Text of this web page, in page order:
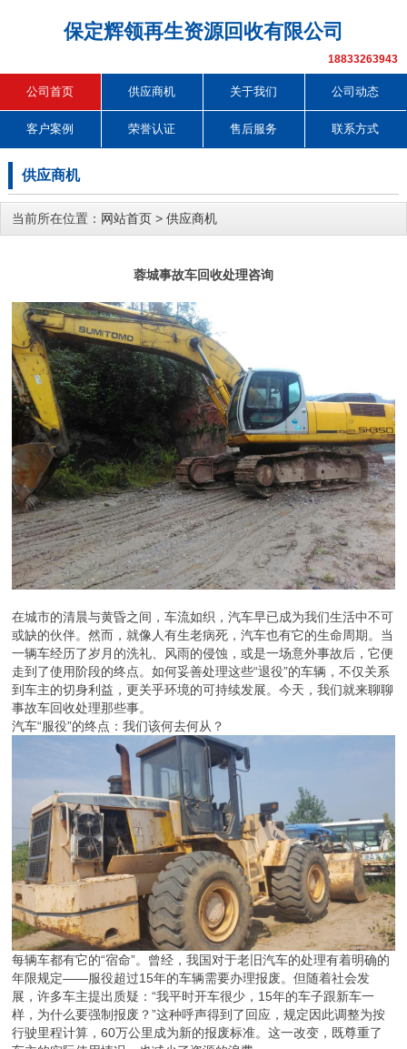
保定辉领再生资源回收有限公司
18833263943
公司首页 供应商机 关于我们 公司动态
客户案例 荣誉认证 售后服务 联系方式
供应商机
当前所在位置： 网站首页 > 供应商机
蓉城事故车回收处理咨询
在城市的清晨与黄昏之间，车流如织，汽车早已成为我们生活中不可
或缺的伙伴。然而，就像人有生老病死，汽车也有它的生命周期。当
一辆车经历了岁月的洗礼、风雨的侵蚀，或是一场意外事故后，它便
走到了使用阶段的终点。如何妥善处理这些“退役”的车辆，不仅关系
到车主的切身利益，更关乎环境的可持续发展。今天，我们就来聊聊
事故车回收处理那些事。
汽车“服役”的终点：我们该何去何从？
每辆车都有它的“宿命”。曾经，我国对于老旧汽车的处理有着明确的
年限规定——服役超过15年的车辆需要办理报废。但随着社会发
展，许多车主提出质疑：“我平时开车很少，15年的车子跟新车一
样，为什么要强制报废？”这种呼声得到了回应，规定因此调整为按
行驶里程计算，60万公里成为新的报废标准。这一改变，既尊重了